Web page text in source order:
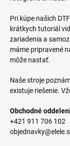
Pri kúpe našich
krátkych tutoriál
zariadenia a
máme pripravené
môže nastať.
Naše stroje
existuje riešenie.
Obchodné
+421 911 706 102